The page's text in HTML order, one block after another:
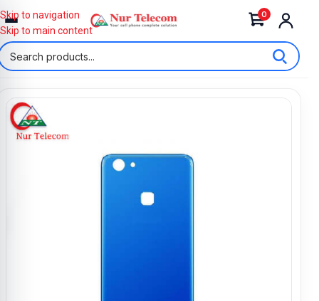
0
Skip to navigation
Skip to main content